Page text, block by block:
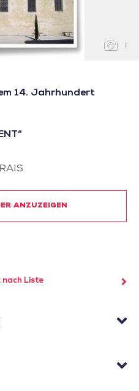
1
14. Jahrhundert
ANZUZEIGEN
nach Liste